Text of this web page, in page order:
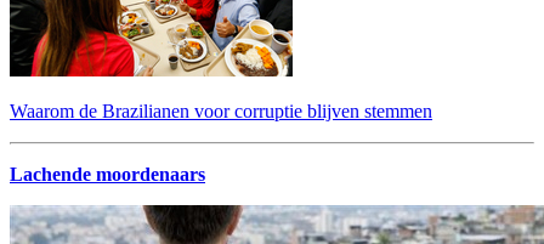
Waarom de Brazilianen voor corruptie blijven stemmen
Lachende moordenaars